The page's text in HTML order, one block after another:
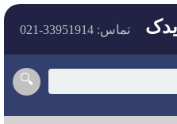
تماس: 33951914-021
🔍